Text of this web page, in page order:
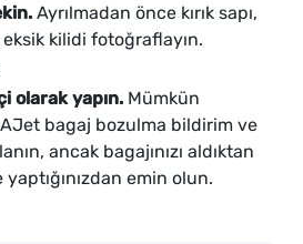
Ayrılmadan önce kırık sapı,
eksik kilidi fotoğraflayın.
olarak yapın. Mümkün
bagaj bozulma bildirim ve
ancak bagajınızı aldıktan
emin olun.